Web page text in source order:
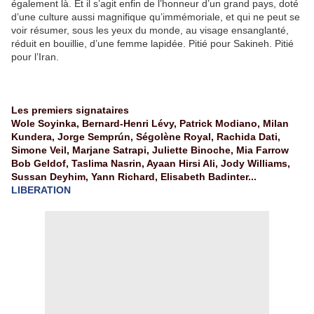
également là. Et il s’agit enfin de l’honneur d’un grand pays, doté
d’une culture aussi magnifique qu’immémoriale, et qui ne peut se
voir résumer, sous les yeux du monde, au visage ensanglanté,
réduit en bouillie, d’une femme lapidée. Pitié pour Sakineh. Pitié
pour l’Iran.
Les premiers signataires
Wole Soyinka, Bernard-Henri Lévy, Patrick Modiano, Milan
Kundera, Jorge Semprún, Ségolène Royal, Rachida Dati,
Simone Veil, Marjane Satrapi, Juliette Binoche, Mia Farrow
Bob Geldof, Taslima Nasrin, Ayaan Hirsi Ali, Jody Williams,
Sussan Deyhim, Yann Richard, Elisabeth Badinter...
LIBERATION